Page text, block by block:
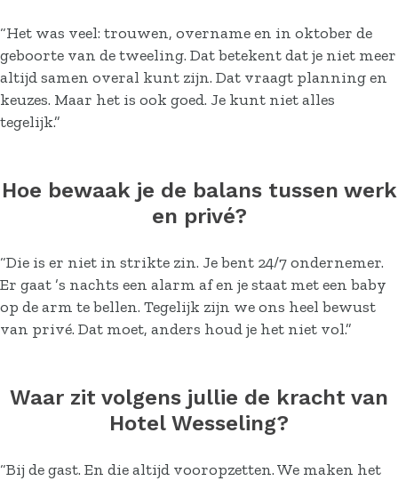
“Het was veel: trouwen, overname en in oktober de
geboorte van de tweeling. Dat betekent dat je niet meer
altijd samen overal kunt zijn. Dat vraagt planning en
keuzes. Maar het is ook goed. Je kunt niet alles
tegelijk.”
Hoe bewaak je de balans tussen werk
en privé?
“Die is er niet in strikte zin. Je bent 24/7 ondernemer.
Er gaat ’s nachts een alarm af en je staat met een baby
op de arm te bellen. Tegelijk zijn we ons heel bewust
van privé. Dat moet, anders houd je het niet vol.”
Waar zit volgens jullie de kracht van
Hotel Wesseling?
“Bij de gast. En die altijd vooropzetten. We maken het